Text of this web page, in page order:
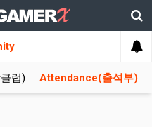
럽) Attendance(출석부)